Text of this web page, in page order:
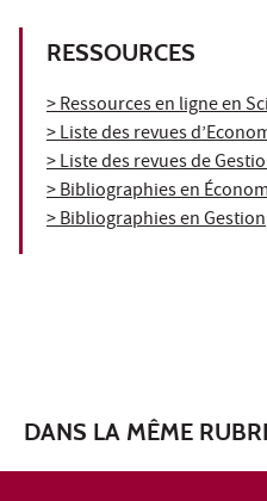
RESSOURCES
> Ressources en ligne en
> Liste des revues
> Liste des revues de
> Bibliographies en
> Bibliographies en Gestion
DANS LA MÊME